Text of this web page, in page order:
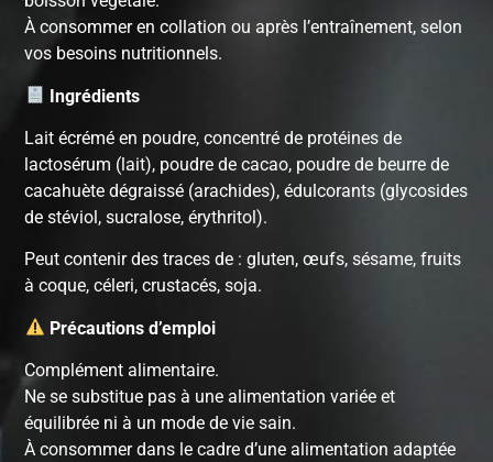
À consommer en collation ou après l’entraînement, selon
vos besoins nutritionnels.
Ingrédients
Lait écrémé en poudre, concentré de protéines de
lactosérum (lait), poudre de cacao, poudre de beurre de
cacahuète dégraissé (arachides), édulcorants (glycosides
de stéviol, sucralose, érythritol).
Peut contenir des traces de : gluten, œufs, sésame, fruits
à coque, céleri, crustacés, soja.
Précautions d’emploi
Complément alimentaire.
Ne se substitue pas à une alimentation variée et
équilibrée ni à un mode de vie sain.
À consommer dans le cadre d’une alimentation adaptée